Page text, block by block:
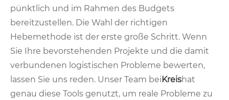
pünktlich und im Rahmen des Budgets
bereitzustellen. Die Wahl der richtigen
Hebemethode ist der erste große Schritt. Wenn
Sie Ihre bevorstehenden Projekte und die damit
verbundenen logistischen Probleme bewerten,
lassen Sie uns reden. Unser Team beiKreishat
genau diese Tools genutzt, um reale Probleme zu